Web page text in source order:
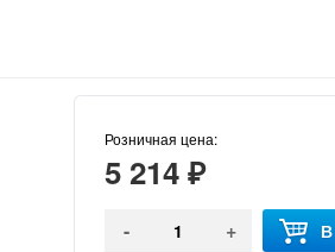
Розничная цена:
5 214 ₽
- +